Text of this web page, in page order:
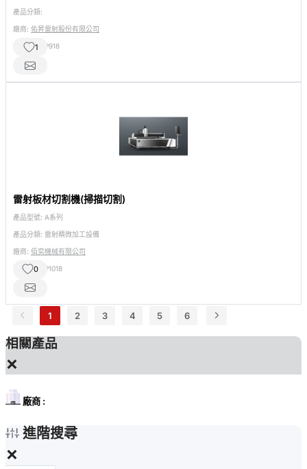
產品分類:
廠商: 佑昇雷射股份有限公司
攤位號碼: P918
1
雷射板材切割機(掃描切割)
產品型號: A系列
產品分類: 雷射精微加工設備
廠商: 佰奕機械有限公司
攤位號碼: P1018
0
1 2 3 4 5 6
相關產品
×
廠商 :
進階搜尋
×